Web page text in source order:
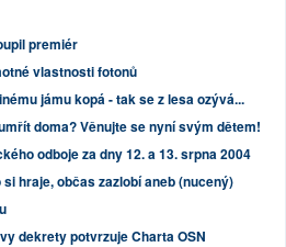
premiér
vlastnosti fotonů
jámu kopá - tak se z lesa ozývá...
doma? Věnujte se nyní svým dětem!
odboje za dny 12. a 13. srpna 2004
si hraje, občas zazlobí aneb (nucený)
dekrety potvrzuje Charta OSN